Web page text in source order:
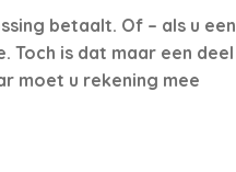
betaalt. Of – als u een
Toch is dat maar een deel
moet u rekening mee